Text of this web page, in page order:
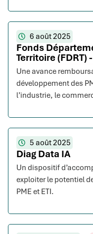
6 août 2025
Fonds
Territoire
Une avance
développement des
l’industrie, le
5 août 2025
Diag Data IA
Un dispositif
exploiter le potentiel
PME et ETI.